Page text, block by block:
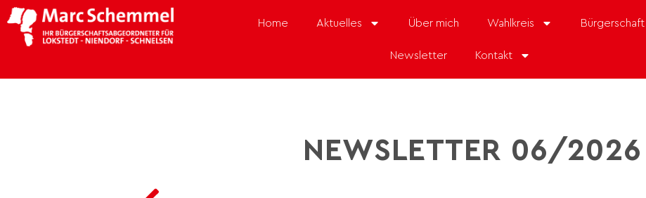
Home Aktuelles Über mich Wahlkreis Bürgerschaft
Newsletter Kontakt
NEWSLETTER 06/2026